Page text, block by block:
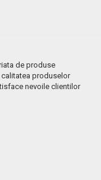
de produse
calitatea produselor
nevoile clientilor